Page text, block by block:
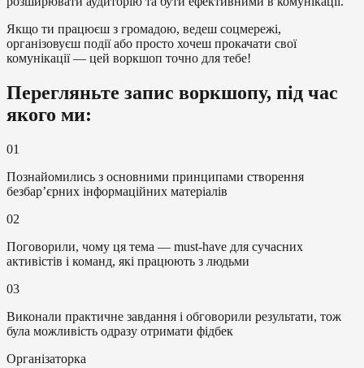
Якщо ти працюєш з громадою, ведеш соцмережі,
організовуєш події або просто хочеш прокачати свої
комунікації — цей воркшоп точно для тебе!
Перегляньте запис воркшопу, під час
якого ми:
01
Познайомились з основними принципами створення
безбарʼєрних інформаційних матеріалів
02
Поговорили, чому ця тема — must-have для сучасних
активістів і команд, які працюють з людьми
03
Виконали практичне завдання і обговорили результати, тож
була можливість одразу отримати фідбек
Організаторка